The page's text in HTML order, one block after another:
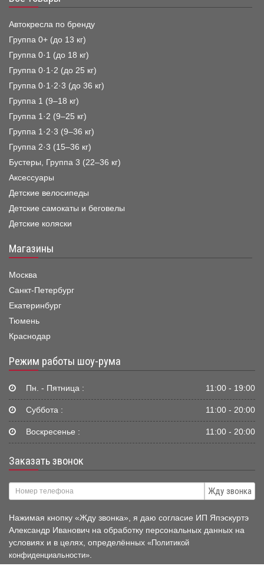
Автокресла по бренду
Группа 0+ (до 13 кг)
Группа 0·1 (до 18 кг)
Группа 0·1·2 (до 25 кг)
Группа 0·1·2·3 (до 36 кг)
Группа 1 (9–18 кг)
Группа 1·2 (9–25 кг)
Группа 1·2·3 (9–36 кг)
Группа 2·3 (15–36 кг)
Бустеры, Группа 3 (22–36 кг)
Аксессуары
Детские велосипеды
Детские самокаты и беговелы
Детские коляски
Магазины
Москва
Санкт-Петербург
Екатеринбург
Тюмень
Краснодар
Режим работы шоу-рума
Пн. - Пятница : 11:00 - 19:00
Суббота : 11:00 - 20:00
Воскресенье : 11:00 - 20:00
Заказать звонок
Жду звонка
Нажимая кнопку «Жду звонка», я даю согласие ИП Япэскуртэ
Александр Иванович на обработку персональных данных на
условиях и в целях, определённых «Политикой
конфиденциальности».